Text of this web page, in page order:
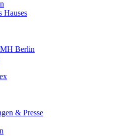
Hauses
Berlin
& Presse